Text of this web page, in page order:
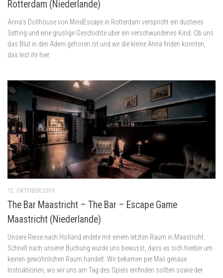
Rotterdam (Niederlande)
Anna’s Dollhouse von MindEscape in Rotterdam verspricht ein düsteres
Setting und eine gruslige Geschichte über ein verschwundenes Kind. Ob uns
das Blut in den Adern gefroren ist und wir die kleine Anna finden konnten,
das lest ihr hier.
12. OKTOBER 2019
The Bar Maastricht – The Bar – Escape Game
Maastricht (Niederlande)
Unsere Reise nach Holland endete mit einem letzten Raum in Maastricht.
Schnell nach unserer Buchung wurde uns bewusst, dass es sich hierbei um
keinen gewöhnlichen Raum handelt. Wir bekamen per Mail genaue
Instruktionen, wo wir uns am Tag des Spiels einfinden sollten sowie der